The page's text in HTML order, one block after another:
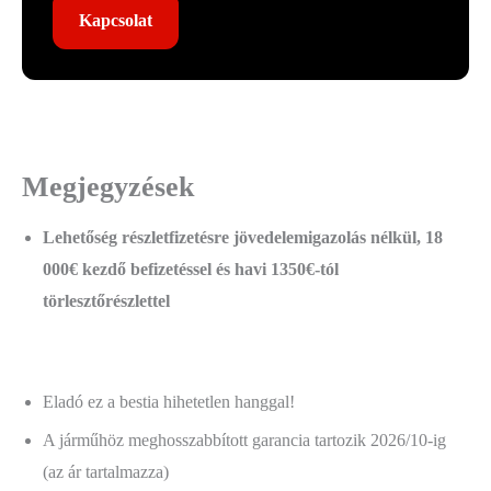
Kapcsolat
Megjegyzések
Lehetőség részletfizetésre jövedelemigazolás nélkül, 18
000€ kezdő befizetéssel és havi 1350€-tól
törlesztőrészlettel
Eladó ez a bestia hihetetlen hanggal!
A járműhöz meghosszabbított garancia tartozik 2026/10-ig
(az ár tartalmazza)